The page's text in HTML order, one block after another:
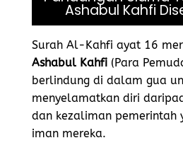
Ashabul Kahfi
Surah Al-Kahfi ayat 16
Ashabul Kahfi (Para
berlindung di dalam gua
menyelamatkan diri
dan kezaliman pemerintah
iman mereka.